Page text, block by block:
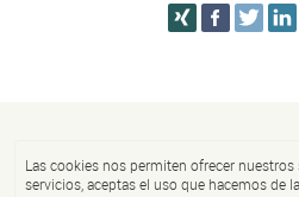
Las cookies nos permiten ofrecer
servicios, aceptas el uso que hacemos de